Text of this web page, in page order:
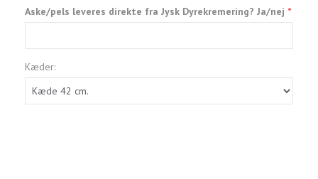
Aske/pels leveres direkte fra Jysk Dyrekremering? Ja/nej
Kæder: